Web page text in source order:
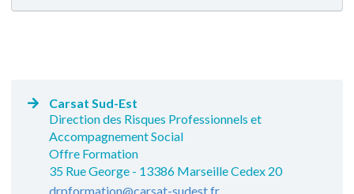
Carsat Sud-Est
Direction des Risques Professionnels et
Accompagnement Social
Offre Formation
35 Rue George - 13386 Marseille Cedex 20
drpformation@carsat-sudest.fr